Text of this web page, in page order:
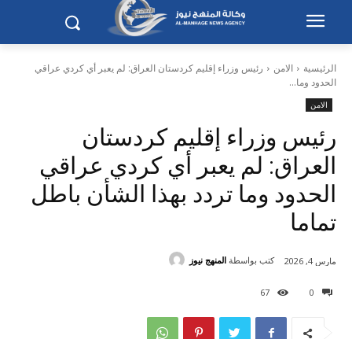
الرئيسية الامن
رئيس وزراء إقليم كردستان العراق: لم يعبر أي كردي عراقي
الحدود وما...
الامن
رئيس وزراء إقليم كردستان
العراق: لم يعبر أي كردي عراقي
الحدود وما تردد بهذا الشأن باطل
تماما
0
67
مارس 4, 2026 كتب بواسطة المنهج نيوز